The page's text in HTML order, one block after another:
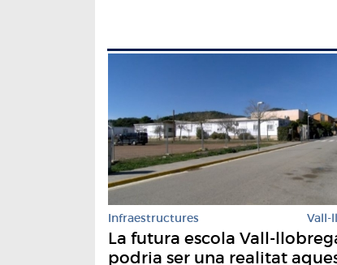
Infraestructures Vall-
La futura escola Vall-
podria ser una realitat